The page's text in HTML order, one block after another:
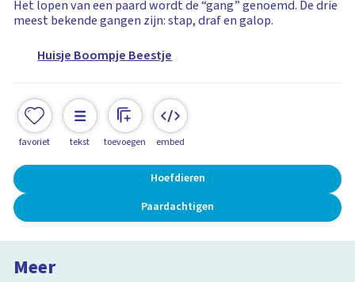
Het lopen van een paard wordt de “gang” genoemd. De drie
meest bekende gangen zijn: stap, draf en galop.
Huisje Boompje Beestje
favoriet tekst toevoegen embed
Hoefdieren
Paardachtigen
Meer